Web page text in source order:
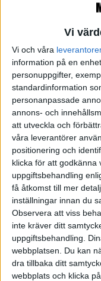
Vi
Vi och våra
information på en
personuppgifter,
standardinformation
personanpassade
annons- och
att utveckla och
våra leverantörer
positionering och
klicka för att godkänna
uppgiftsbehandling
få åtkomst till mer
inställningar innan du
Observera att viss
inte kräver ditt
uppgiftsbehandling.
webbplatsen. Du kan
dra tillbaka ditt
webbplats och klicka
människorna. Eller
Kvalitet
Kvalitet är en viktig
centralt i
konkurrensutsatt
konkurrensfördel.
Vårt engagemang i
att nå den höga
gemensamt
samarbetspartners
att utveckla sin
efterleva våra
Kundnöjdhet
För att säkerställa